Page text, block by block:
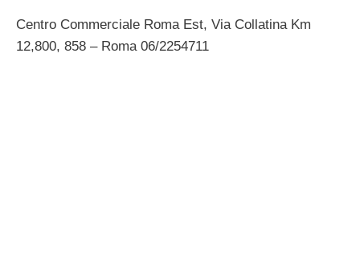
Centro Commerciale Roma Est, Via Collatina Km
12,800, 858 – Roma 06/2254711